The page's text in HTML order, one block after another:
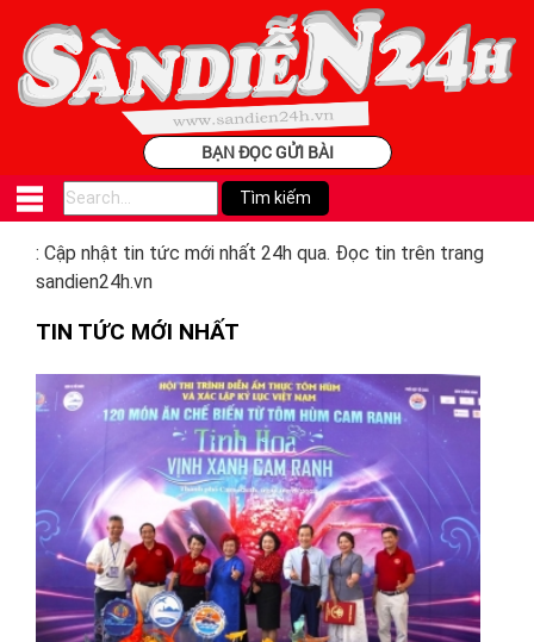
BẠN ĐỌC GỬI BÀI
: Cập nhật tin tức mới nhất 24h qua. Đọc tin trên trang
sandien24h.vn
TIN TỨC MỚI NHẤT